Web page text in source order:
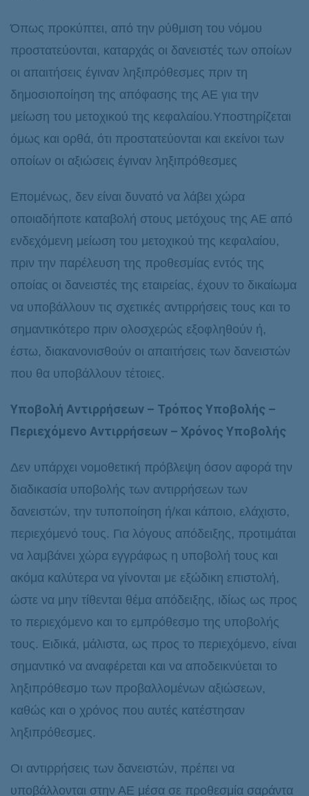
Όπως προκύπτει, από την ρύθμιση του νόμου
προστατεύονται, καταρχάς οι δανειστές των οποίων
οι απαιτήσεις έγιναν ληξιπρόθεσμες πριν τη
δημοσιοποίηση της απόφασης της ΑΕ για την
μείωση του μετοχικού της κεφαλαίου.Υποστηρίζεται
όμως και ορθά, ότι προστατεύονται και εκείνοι των
οποίων οι αξιώσεις έγιναν ληξιπρόθεσμες
Επομένως, δεν είναι δυνατό να λάβει χώρα
οποιαδήποτε καταβολή στους μετόχους της ΑΕ από
ενδεχόμενη μείωση του μετοχικού της κεφαλαίου,
πριν την παρέλευση της προθεσμίας εντός της
οποίας οι δανειστές της εταιρείας, έχουν το δικαίωμα
να υποβάλλουν τις σχετικές αντιρρήσεις τους και το
σημαντικότερο πριν ολοσχερώς εξοφληθούν ή,
έστω, διακανονισθούν οι απαιτήσεις των δανειστών
που θα υποβάλλουν τέτοιες.
Υποβολή Αντιρρήσεων – Τρόπος Υποβολής –
Περιεχόμενο Αντιρρήσεων – Χρόνος Υποβολής
Δεν υπάρχει νομοθετική πρόβλεψη όσον αφορά την
διαδικασία υποβολής των αντιρρήσεων των
δανειστών, την τυποποίηση ή/και κάποιο, ελάχιστο,
περιεχόμενό τους. Για λόγους απόδειξης, προτιμάται
να λαμβάνει χώρα εγγράφως η υποβολή τους και
ακόμα καλύτερα να γίνονται με εξώδικη επιστολή,
ώστε να μην τίθενται θέμα απόδειξης, ιδίως ως προς
το περιεχόμενο και το εμπρόθεσμο της υποβολής
τους. Ειδικά, μάλιστα, ως προς το περιεχόμενο, είναι
σημαντικό να αναφέρεται και να αποδεικνύεται το
ληξιπρόθεσμο των προβαλλομένων αξιώσεων,
καθώς και ο χρόνος που αυτές κατέστησαν
ληξιπρόθεσμες.
Οι αντιρρήσεις των δανειστών, πρέπει να
υποβάλλονται στην ΑΕ μέσα σε προθεσμία σαράντα